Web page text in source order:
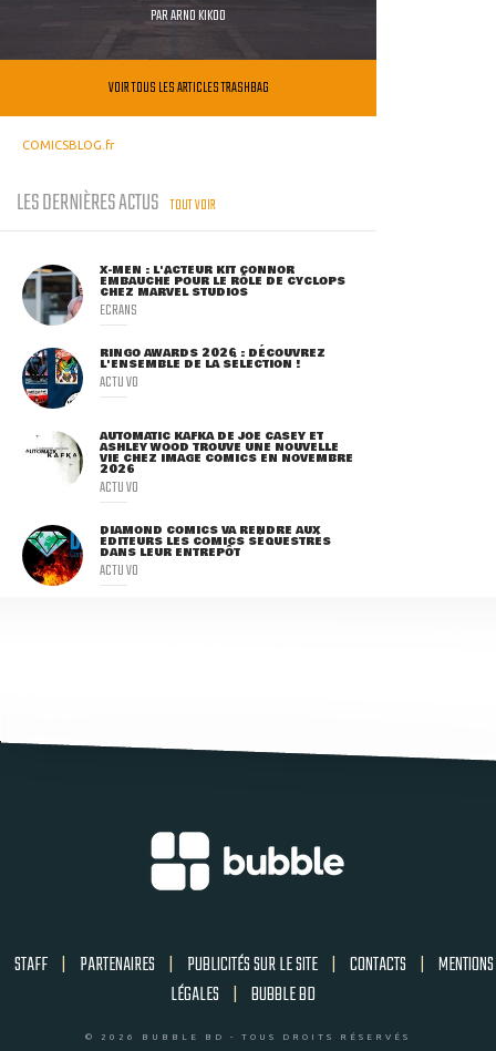
PARARNO KIKOO
VOIR TOUS LES ARTICLES TRASHBAG
COMICSBLOG.fr
LES DERNIÈRES ACTUS TOUT VOIR
X-MEN : L'ACTEUR KIT CONNOR
EMBAUCHÉ POUR LE RÔLE DE CYCLOPS
CHEZ MARVEL STUDIOS
ECRANS
RINGO AWARDS 2026 : DÉCOUVREZ
L'ENSEMBLE DE LA SÉLECTION !
ACTU VO
AUTOMATIC KAFKA DE JOE CASEY ET
ASHLEY WOOD TROUVE UNE NOUVELLE
VIE CHEZ IMAGE COMICS EN NOVEMBRE
2026
ACTU VO
DIAMOND COMICS VA RENDRE AUX
ÉDITEURS LES COMICS SÉQUESTRÉS
DANS LEUR ENTREPÔT
ACTU VO
STAFF | PARTENAIRES | PUBLICITÉS SUR LE SITE | CONTACTS | MENTIONS
LÉGALES | BUBBLE BD
© 2026 BUBBLE BD - TOUS DROITS RÉSERVÉS